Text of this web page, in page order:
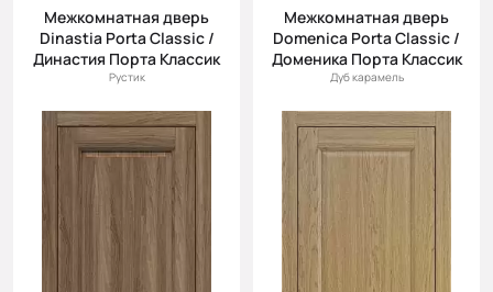
(возр.)
Цена (убыв.)
Cначала
новинки
Cначала
скидки
Межкомнатная дверь
Dinastia Porta Classic /
Династия Порта Классик
Рустик
Межкомнатная дверь
Domenica Porta Classic /
Доменика Порта Классик
Дуб карамель